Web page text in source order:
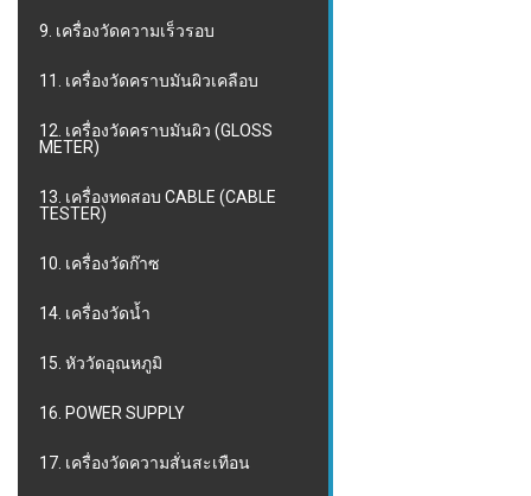
9. เครื่องวัดความเร็วรอบ
11. เครื่องวัดคราบมันผิวเคลือบ
12. เครื่องวัดคราบมันผิว (GLOSS
METER)
13. เครื่องทดสอบ CABLE (CABLE
TESTER)
10. เครื่องวัดก๊าซ
14. เครื่องวัดน้ำ
15. หัววัดอุณหภูมิ
16. POWER SUPPLY
17. เครื่องวัดความสั่นสะเทือน